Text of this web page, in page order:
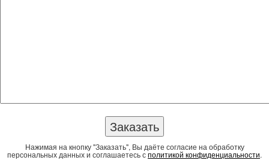
Нажимая на кнопку "Заказать", Вы даёте согласие на обработку
персональных данных и соглашаетесь сполитикой конфиденциальности.